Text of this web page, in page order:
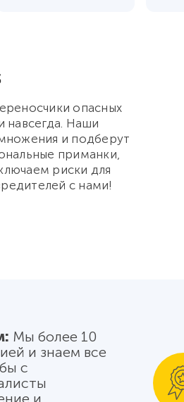
опасных
навсегда. Наши
и подберут
приманки,
риски для
с нами!
Мы более 10
и знаем все
с
и